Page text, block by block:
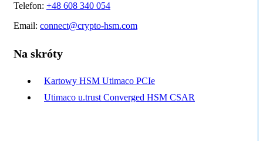
Telefon: +48 608 340 054
Email: connect@crypto-hsm.com
Na skróty
Kartowy HSM Utimaco PCIe
Utimaco u.trust Converged HSM CSAR